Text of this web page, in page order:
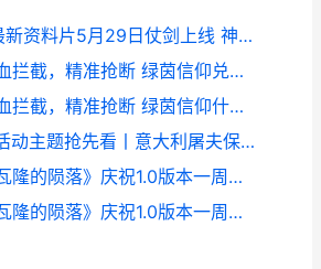
《神雕侠侣2》最新资料片5月29日仗剑上线 神雕侠侣2019版为什么没播
《绿茵信仰》铁血拦截，精准抢断 绿茵信仰兑换码是多少
《绿茵信仰》铁血拦截，精准抢断 绿茵信仰什么公测
《实况Online》活动主题抢先看丨意大利屠夫保驾护航，梅阿查丰碑永不褪色 实况足球s.ono
《污痕圣杯：阿瓦隆的陨落》庆祝1.0版本一周年 公开不收费DLC和大型更新 污痕圣杯阿瓦隆的陨落雄鹿天父神龛
《污痕圣杯：阿瓦隆的陨落》庆祝1.0版本一周年 公开不收费DLC和大型更新 污痕圣杯阿瓦隆的陨落 配置